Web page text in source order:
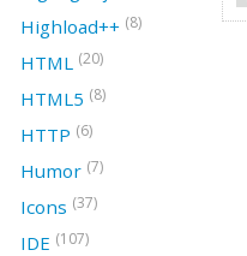
Highload++ (8)
HTML (20)
HTML5 (8)
HTTP (6)
Humor (7)
Icons (37)
IDE (107)